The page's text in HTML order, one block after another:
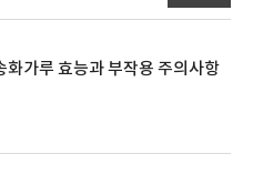
화가루 효능과 부작용 주의사항